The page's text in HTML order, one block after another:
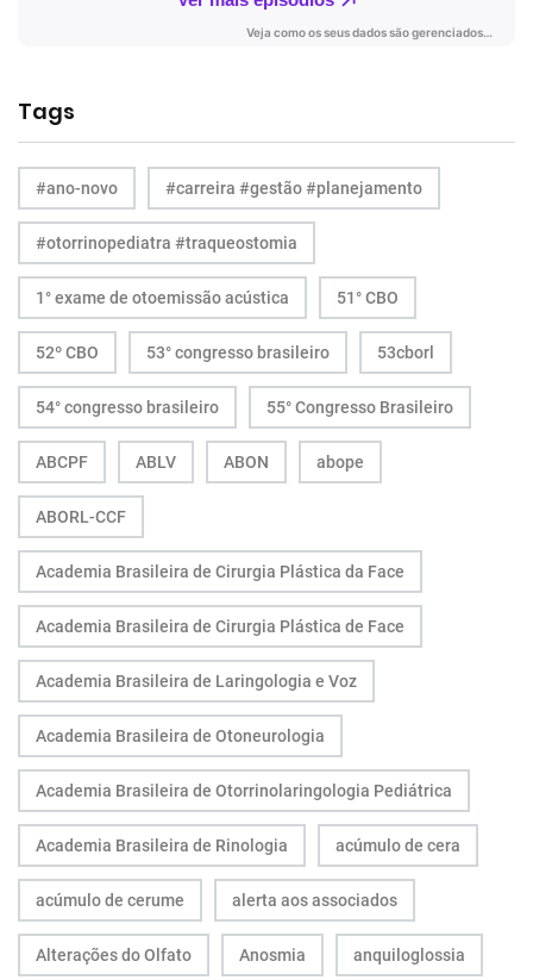
Tags
#ano-novo #carreira #gestão #planejamento
#otorrinopediatra #traqueostomia
1° exame de otoemissão acústica 51° CBO
52º CBO 53° congresso brasileiro 53cborl
54° congresso brasileiro 55° Congresso Brasileiro
ABCPF ABLV ABON abope
ABORL-CCF
Academia Brasileira de Cirurgia Plástica da Face
Academia Brasileira de Cirurgia Plástica de Face
Academia Brasileira de Laringologia e Voz
Academia Brasileira de Otoneurologia
Academia Brasileira de Otorrinolaringologia Pediátrica
Academia Brasileira de Rinologia acúmulo de cera
acúmulo de cerume alerta aos associados
Alterações do Olfato Anosmia anquiloglossia